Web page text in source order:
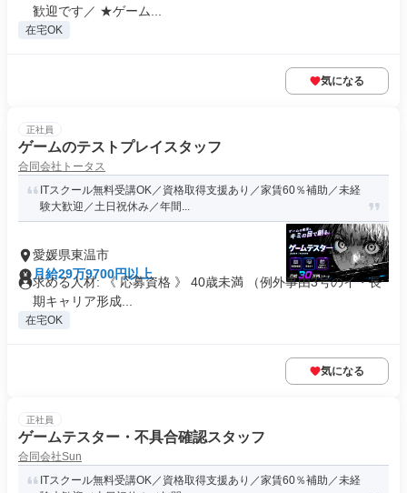
歓迎です／ ★ゲーム...
在宅OK
気になる
正社員
ゲームのテストプレイスタッフ
合同会社トータス
ITスクール無料受講OK／資格取得支援あり／家賃60％補助／未経
験大歓迎／土日祝休み／年間...
愛媛県東温市
月給29万9700円以上
求める人材: 《 応募資格 》 40歳未満 （例外事由3号のイ・長
期キャリア形成...
在宅OK
気になる
正社員
ゲームテスター・不具合確認スタッフ
合同会社Sun
ITスクール無料受講OK／資格取得支援あり／家賃60％補助／未経